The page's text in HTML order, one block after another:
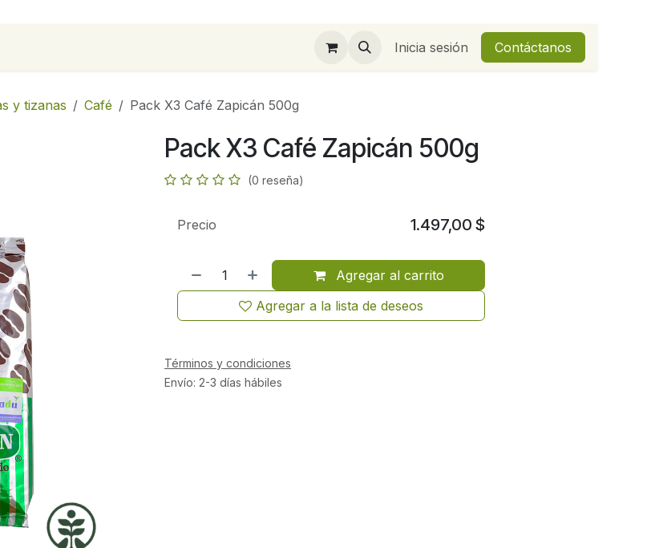
Inicia sesión Contáctanos
y tizanas Café Pack X3 Café Zapicán 500g
Pack X3 Café Zapicán 500g
(0 reseña)
Agregar al carrito
Agregar a la lista de deseos
Precio 1.497,00 $
Términos y condiciones
Envío: 2-3 días hábiles